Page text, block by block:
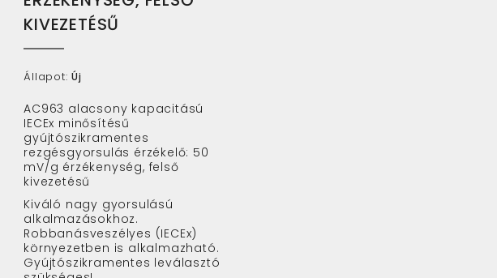
KIVEZETÉSŰ
Állapot: Új
AC963 alacsony kapacitású
IECEx minősítésű
gyújtószikramentes
rezgésgyorsulás érzékelő: 50
mV/g érzékenység, felső
kivezetésű
Kiváló nagy gyorsulású
alkalmazásokhoz.
Robbanásveszélyes (IECEx)
környezetben is alkalmazható.
Gyújtószikramentes leválasztó